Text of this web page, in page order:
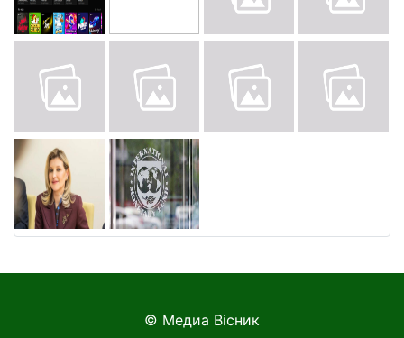
© Медиа Вісник